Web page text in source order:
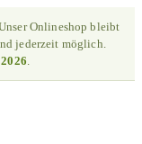
Onlineshop bleibt
jederzeit möglich.
.